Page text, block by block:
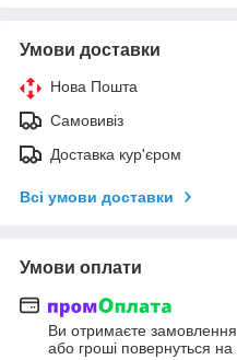
Умови доставки
Нова Пошта
Самовивіз
Доставка кур'єром
Всі умови доставки
Умови оплати
Ви отримаєте замовлення
або гроші повернуться на